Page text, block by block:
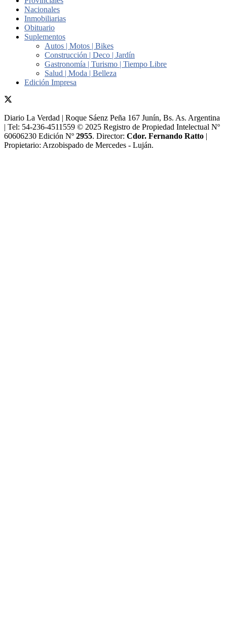
Nacionales
Inmobiliarias
Obituario
Suplementos
Autos | Motos | Bikes
Construcción | Deco | Jardín
Gastronomía | Turismo | Tiempo Libre
Salud | Moda | Belleza
Edición Impresa
Diario La Verdad | Roque Sáenz Peña 167 Junín, Bs. As. Argentina
| Tel: 54-236-4511559 © 2025 Registro de Propiedad Intelectual Nº
60606230 Edición Nº 2955. Director:​ Cdor. Fernando Ratto |
Propietario:​ Arzobispado de Mercedes - Luján.